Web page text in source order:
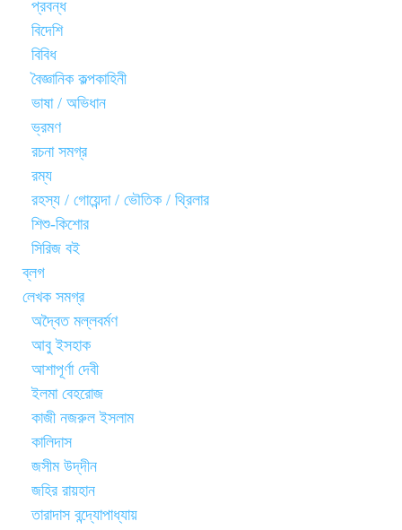
প্রবন্ধ
বিদেশি
বিবিধ
বৈজ্ঞানিক কল্পকাহিনী
ভাষা / অভিধান
ভ্রমণ
রচনা সমগ্র
রম্য
রহস্য / গোয়েন্দা / ভৌতিক / থ্রিলার
শিশু-কিশোর
সিরিজ বই
ব্লগ
লেখক সমগ্র
অদ্বৈত মল্লবর্মণ
আবু ইসহাক
আশাপূর্ণা দেবী
ইলমা বেহরোজ
কাজী নজরুল ইসলাম
কালিদাস
জসীম উদ্‌দীন
জহির রায়হান
তারাদাস বন্দ্যোপাধ্যায়